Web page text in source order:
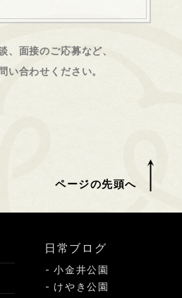
、面接のご応募など、
い合わせください。
ページの先頭へ
日常ブログ
小金井公園
けやき公園